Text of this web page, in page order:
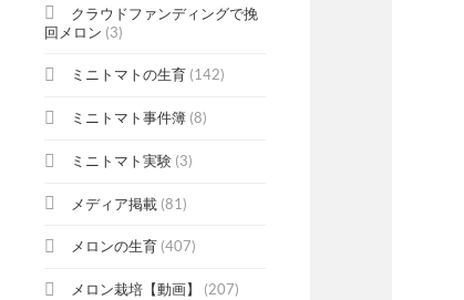
クラウドファンディングで挽
回メロン (3)
ミニトマトの生育 (142)
ミニトマト事件簿 (8)
ミニトマト実験 (3)
メディア掲載 (81)
メロンの生育 (407)
メロン栽培【動画】 (207)